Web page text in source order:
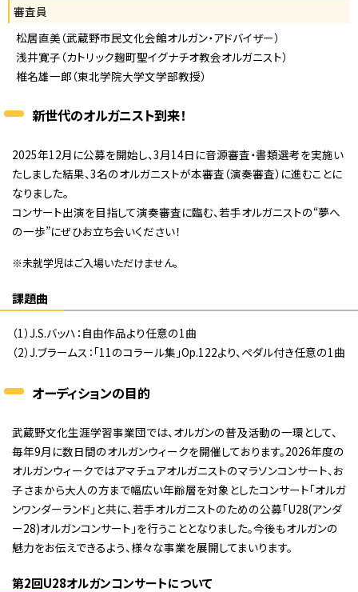
審査員
松居直美（武蔵野市民文化会館オルガン・アドバイザー）
浅井寛子（カトリック麹町聖イグナチオ教会オルガニスト）
椎名雄一郎（東北学院大学文学部教授）
新世代のオルガニスト到来！
2025年12月に公募を開始し、3月14日に音源審査・書類選考を実施い
たしました結果、3名のオルガニストが本審査（演奏審査）に進むことに
なりました。
コンサート出演を目指して演奏審査に臨む、若手オルガニストの“夢へ
の一歩”にぜひお立ち会いください！
※未就学児はご入場いただけません。
課題曲
（1）J.S.バッハ：自由作品より任意の1曲
（2）J.ブラームス：「11のコラール集」Op.122より、ペダル付き任意の1曲
オーディションの目的
武蔵野文化生涯学習事業団では、オルガンの普及活動の一環として、
毎年9月に数日間のオルガンウィークを開催しております。2026年度の
オルガンウィークではアマチュアオルガニストのマラソンコンサート、お
子さまから大人の方まで幅広い年齢層を対象としたコンサート「オルガ
ンワンダーランド」と共に、若手オルガニストのための公募「U28(アンダ
ー28)オルガンコンサート」を行うこととなりました。今後もオルガンの
魅力をお伝えできるよう、様々な事業を展開してまいります。
第2回U28オルガンコンサートについて